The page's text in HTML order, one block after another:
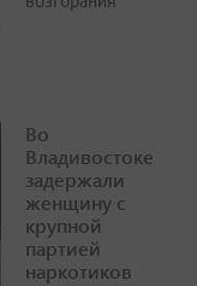
Во
Владивостоке
задержали
женщину с
крупной
партией
наркотиков